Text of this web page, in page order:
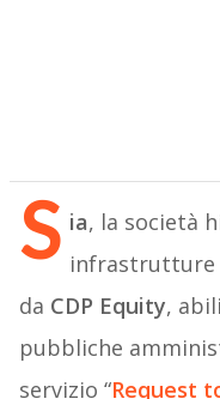
S ia, la società
infrastrutture
da CDP Equity,
pubbliche
servizio “Request